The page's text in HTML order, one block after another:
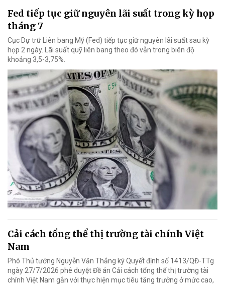
Fed tiếp tục giữ nguyên lãi suất trong kỳ họp
tháng 7
Cục Dự trữ Liên bang Mỹ (Fed) tiếp tục giữ nguyên lãi suất sau kỳ
họp 2 ngày. Lãi suất quỹ liên bang theo đó vẫn trong biên độ
khoảng 3,5-3,75%.
Cải cách tổng thể thị trường tài chính Việt
Nam
Phó Thủ tướng Nguyễn Văn Thắng ký Quyết định số 1413/QĐ-TTg
ngày 27/7/2026 phê duyệt Đề án Cải cách tổng thể thị trường tài
chính Việt Nam gắn với thực hiện mục tiêu tăng trưởng ở mức cao,